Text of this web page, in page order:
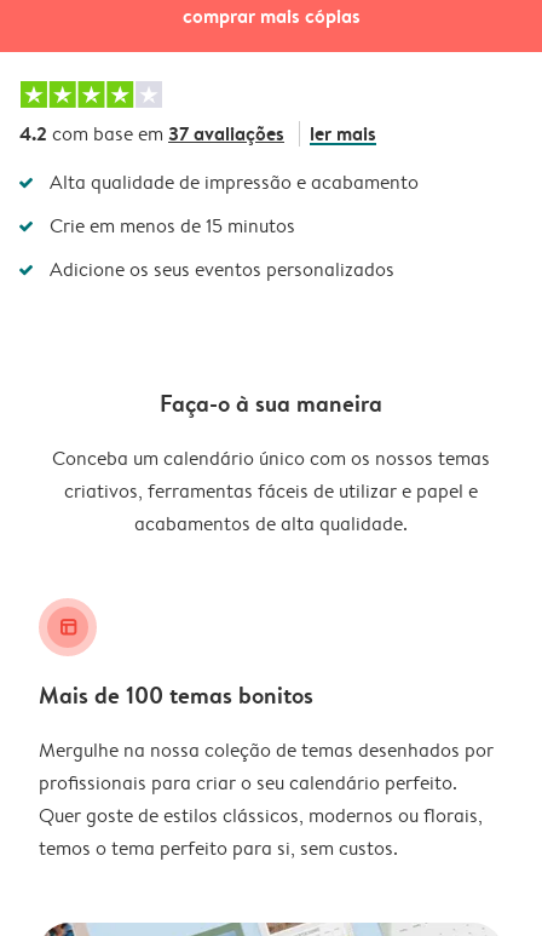
comprar mais cópias
4.2 com base em 37 avaliações ler mais
Alta qualidade de impressão e acabamento
Crie em menos de 15 minutos
Adicione os seus eventos personalizados
Faça-o à sua maneira
Conceba um calendário único com os nossos temas
criativos, ferramentas fáceis de utilizar e papel e
acabamentos de alta qualidade.
layout_alt
Mais de 100 temas bonitos
Mergulhe na nossa coleção de temas desenhados por
profissionais para criar o seu calendário perfeito.
Quer goste de estilos clássicos, modernos ou florais,
temos o tema perfeito para si, sem custos.